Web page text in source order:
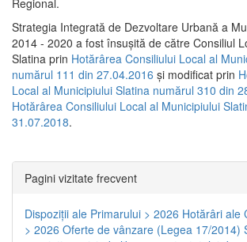
Strategia Integrată de Dezvoltare Urbană a
2014 - 2020 a fost însuşită de către Consiliul
Slatina prin Hotărârea Consiliului Local al
numărul 111 din 27.04.2016 și modificat prin
Local al Municipiului Slatina numărul 310 din
Hotărârea Consiliului Local al Municipiului
31.07.2018.
Pagini vizitate frecvent
Dispoziţii ale Primarului > 2026 Hotărâri ale
> 2026 Oferte de vânzare (Legea 17/2014)